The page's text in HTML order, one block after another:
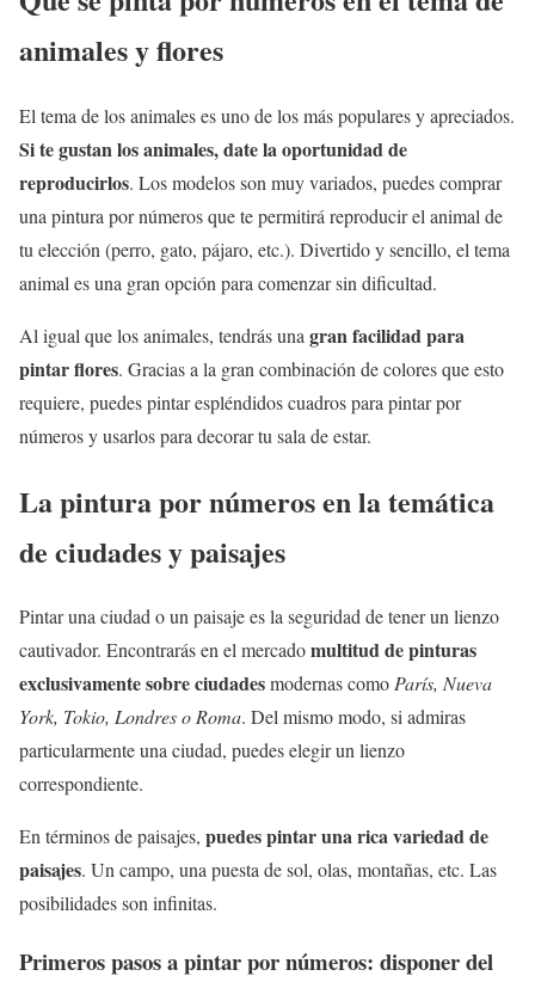
animales y flores
El tema de los animales es uno de los más populares y apreciados.
Si te gustan los animales, date la oportunidad de
reproducirlos. Los modelos son muy variados, puedes comprar
una pintura por números que te permitirá reproducir el animal de
tu elección (perro, gato, pájaro, etc.). Divertido y sencillo, el tema
animal es una gran opción para comenzar sin dificultad.
Al igual que los animales, tendrás una gran facilidad para
pintar flores. Gracias a la gran combinación de colores que esto
requiere, puedes pintar espléndidos cuadros para pintar por
números y usarlos para decorar tu sala de estar.
La pintura por números en la temática
de ciudades y paisajes
Pintar una ciudad o un paisaje es la seguridad de tener un lienzo
cautivador. Encontrarás en el mercadomultitud de pinturas
exclusivamente sobre ciudadesmodernas comoParís, Nueva
York, Tokio, Londres o Roma. Del mismo modo, si admiras
particularmente una ciudad, puedes elegir un lienzo
correspondiente.
En términos de paisajes, puedes pintar una rica variedad de
paisajes. Un campo, una puesta de sol, olas, montañas, etc. Las
posibilidades son infinitas.
Primeros pasos a pintar por números: disponer del